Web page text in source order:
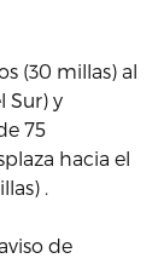
(30 millas) al
Sur) y
75
hacia el
.
de